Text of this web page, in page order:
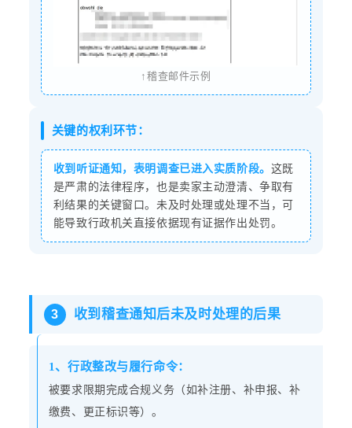
↑稽查邮件示例
关键的权利环节：
收到听证通知，表明调查已进入实质阶段。 这既
是严肃的法律程序，也是卖家主动澄清、争取有
利结果的关键窗口。未及时处理或处理不当，可
能导致行政机关直接依据现有证据作出处罚。
3 收到稽查通知后未及时处理的后果
1、行政整改与履行命令：
被要求限期完成合规义务（如补注册、补申报、补
缴费、更正标识等）。